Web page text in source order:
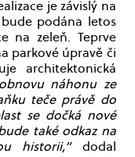
je závislý na
podána letos
na zeleň. Teprve
parkové úpravě či
architektonická
náhonu ze
teče právě do
se dočká nové
také odkaz na
historii,“dodal